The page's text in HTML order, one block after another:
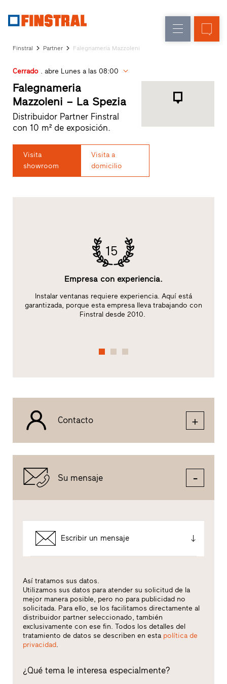
de
entrada
Acristalamientos
nueva
para
Arquitectos
Programa
Finstral
Partner
Búsqueda
distribuidores
Enlaces
Finstral Partner Falegnameria Mazzoleni
Cerrado. abre Lunes a las 08:00
Falegnameria
Mazzoleni – La Spezia
Distribuidor Partner Finstral
con 10 m² de exposición.
Visita
showroom
Visita a
domicilio
15
Empresa con experiencia.
Instalar ventanas requiere experiencia. Aquí está
garantizada, porque esta empresa lleva trabajando con
Finstral desde 2010.
Contacto
Su mensaje
Escribir un mensaje
Así tratamos sus datos.
Utilizamos sus datos para atender su solicitud de la
mejor manera posible, pero no para publicidad no
solicitada. Para ello, se los facilitamos directamente al
distribuidor partner seleccionado, también
exclusivamente con ese fin. Todos los detalles del
tratamiento de datos se describen en esta política de
privacidad.
¿Qué tema le interesa especialmente?